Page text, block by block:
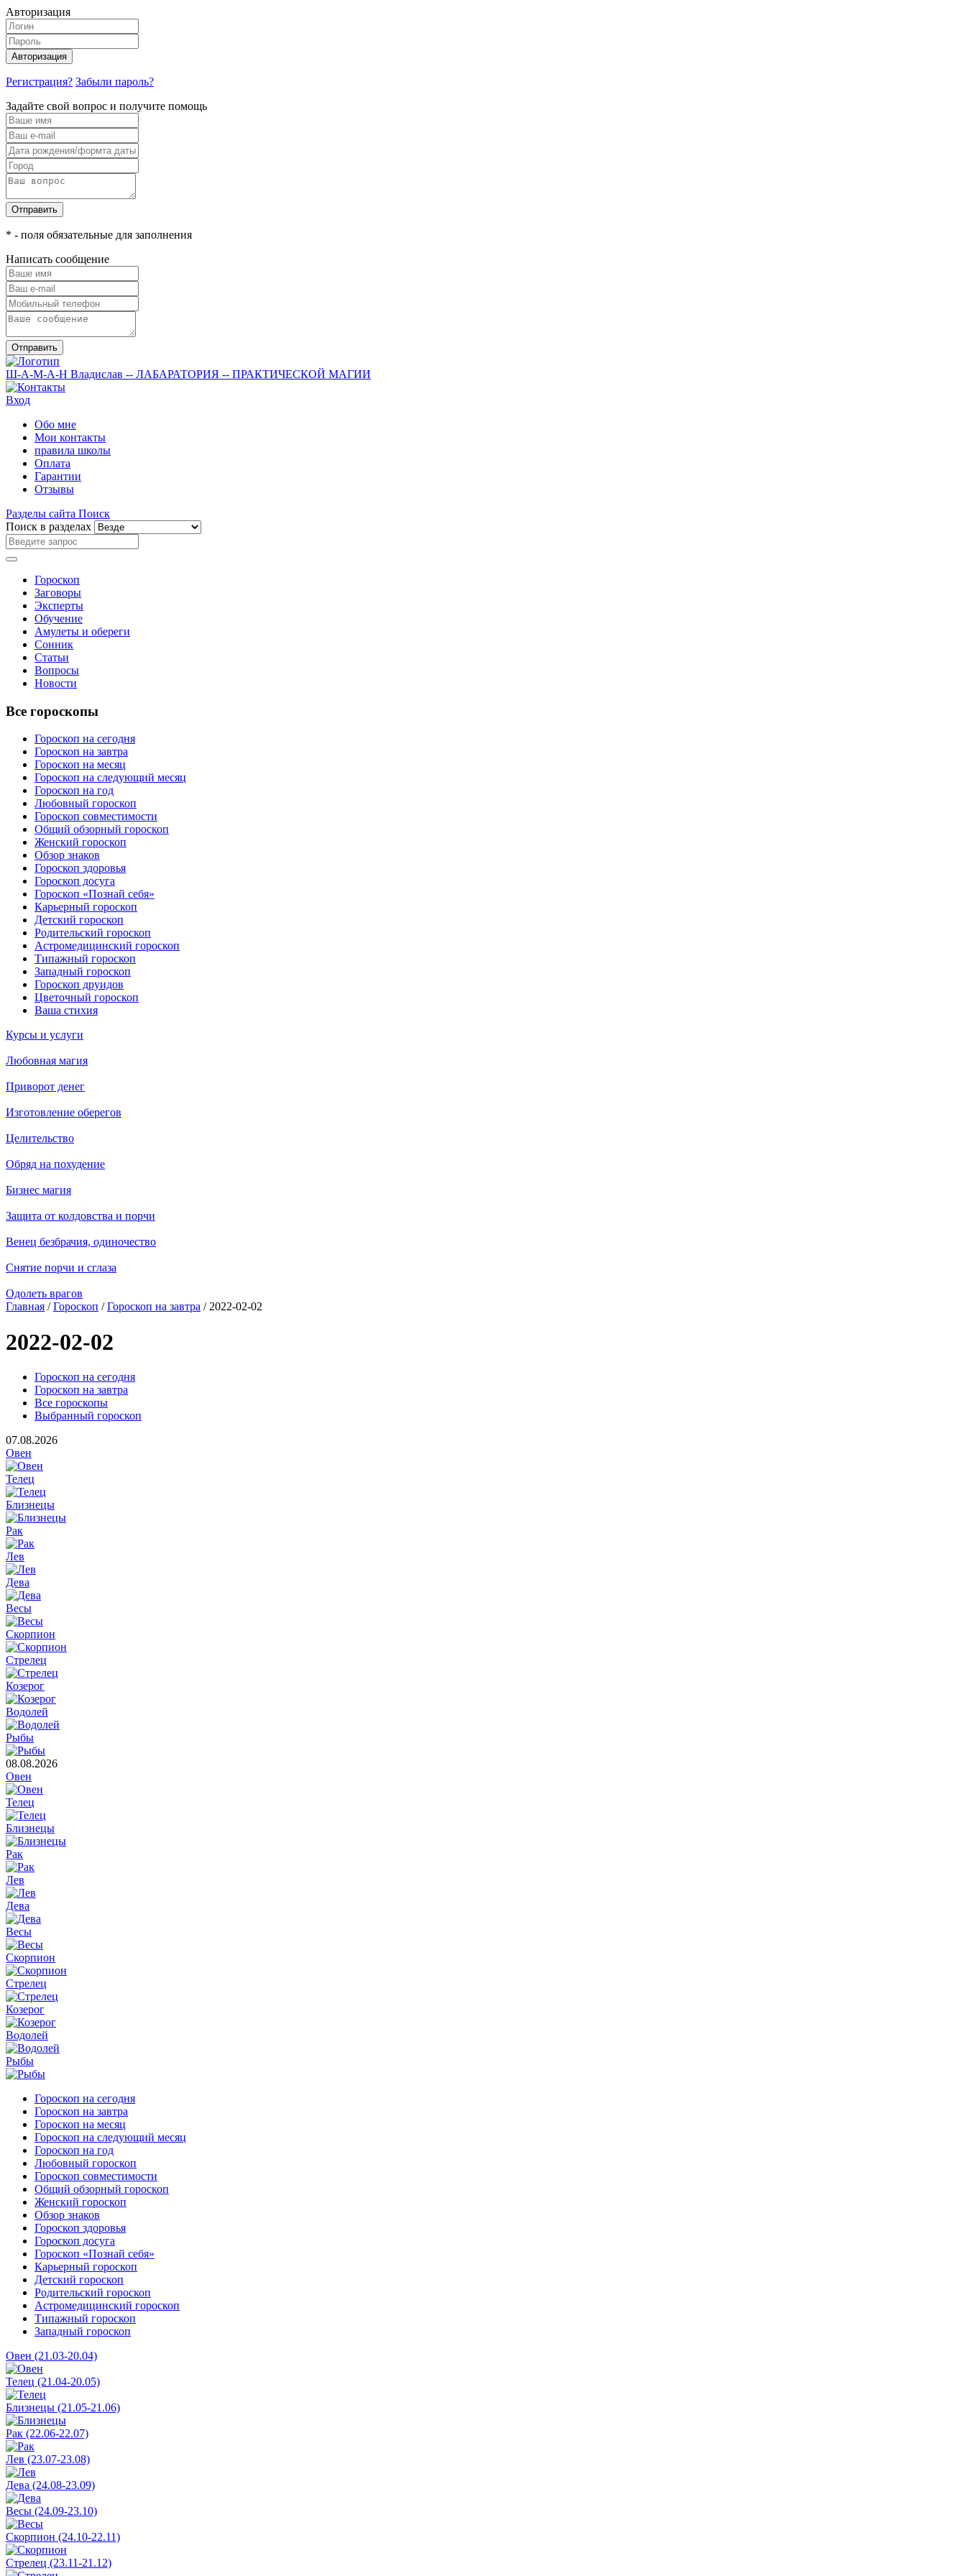
Авторизация
Авторизация
Регистрация? Забыли пароль?
Задайте свой вопрос и получите помощь
Отправить
* - поля обязательные для заполнения
Написать сообщение
Отправить
Ш-А-М-А-Н Владислав -- ЛАБАРАТОРИЯ -- ПРАКТИЧЕСКОЙ МАГИИ
Вход
Обо мне
Мои контакты
правила школы
Оплата
Гарантии
Отзывы
Разделы сайта Поиск
Поиск в разделах
Гороскоп
Заговоры
Эксперты
Обучение
Амулеты и обереги
Сонник
Статьи
Вопросы
Новости
Все гороскопы
Гороскоп на сегодня
Гороскоп на завтра
Гороскоп на месяц
Гороскоп на следующий месяц
Гороскоп на год
Любовный гороскоп
Гороскоп совместимости
Общий обзорный гороскоп
Женский гороскоп
Обзор знаков
Гороскоп здоровья
Гороскоп досуга
Гороскоп «Познай себя»
Карьерный гороскоп
Детский гороскоп
Родительский гороскоп
Астромедицинский гороскоп
Типажный гороскоп
Западный гороскоп
Гороскоп друидов
Цветочный гороскоп
Ваша стихия
Курсы и услуги
Любовная магия
Приворот денег
Изготовление оберегов
Целительство
Обряд на похудение
Бизнес магия
Защита от колдовства и порчи
Венец безбрачия, одиночество
Снятие порчи и сглаза
Одолеть врагов
Главная /Гороскоп /Гороскоп на завтра / 2022-02-02
2022-02-02
Гороскоп на сегодня
Гороскоп на завтра
Все гороскопы
Выбранный гороскоп
07.08.2026
Овен
Телец
Близнецы
Рак
Лев
Дева
Весы
Скорпион
Стрелец
Козерог
Водолей
Рыбы
08.08.2026
Овен
Телец
Близнецы
Рак
Лев
Дева
Весы
Скорпион
Стрелец
Козерог
Водолей
Рыбы
Гороскоп на сегодня
Гороскоп на завтра
Гороскоп на месяц
Гороскоп на следующий месяц
Гороскоп на год
Любовный гороскоп
Гороскоп совместимости
Общий обзорный гороскоп
Женский гороскоп
Обзор знаков
Гороскоп здоровья
Гороскоп досуга
Гороскоп «Познай себя»
Карьерный гороскоп
Детский гороскоп
Родительский гороскоп
Астромедицинский гороскоп
Типажный гороскоп
Западный гороскоп
Овен (21.03-20.04)
Телец (21.04-20.05)
Близнецы (21.05-21.06)
Рак (22.06-22.07)
Лев (23.07-23.08)
Дева (24.08-23.09)
Весы (24.09-23.10)
Скорпион (24.10-22.11)
Стрелец (23.11-21.12)